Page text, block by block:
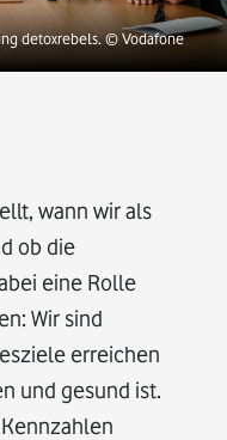
detoxrebels.© Vodafone
wann wir als
ob die
eine Rolle
Wir sind
erreichen
und gesund ist.